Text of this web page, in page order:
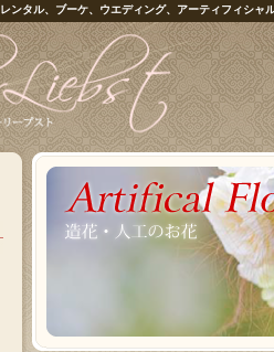
レンタル、ブーケ、ウエディング、アーティフィシャ